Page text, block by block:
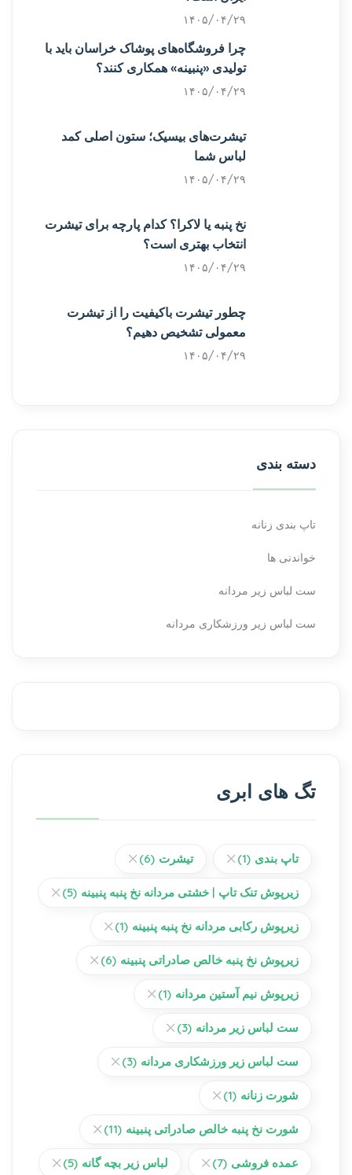
۱۴۰۵/۰۴/۲۹
چرا فروشگاه‌های پوشاک خراسان باید با
تولیدی «پنبینه» همکاری کنند؟
۱۴۰۵/۰۴/۲۹
تیشرت‌های بیسیک؛ ستون اصلی کمد
لباس شما
۱۴۰۵/۰۴/۲۹
نخ پنبه یا لاکرا؟ کدام پارچه برای تیشرت
انتخاب بهتری است؟
۱۴۰۵/۰۴/۲۹
چطور تیشرت باکیفیت را از تیشرت
معمولی تشخیص دهیم؟
۱۴۰۵/۰۴/۲۹
دسته بندی
تاپ بندی زنانه
خواندنی ها
ست لباس زیر مردانه
ست لباس زیر ورزشکاری مردانه
تگ های ابری
تاپ بندی (1) تیشرت (6)
زیرپوش تنک تاپ | خشتی مردانه نخ پنبه پنبینه (5)
زیرپوش رکابی مردانه نخ پنبه پنبینه (1)
زیرپوش نخ پنبه خالص صادراتی پنبینه (6)
زیرپوش نیم آستین مردانه (1)
ست لباس زیر مردانه (3)
ست لباس زیر ورزشکاری مردانه (3)
شورت زنانه (1)
شورت نخ پنبه خالص صادراتی پنبینه (11)
عمده فروشی (7) لباس زیر بچه گانه (5)